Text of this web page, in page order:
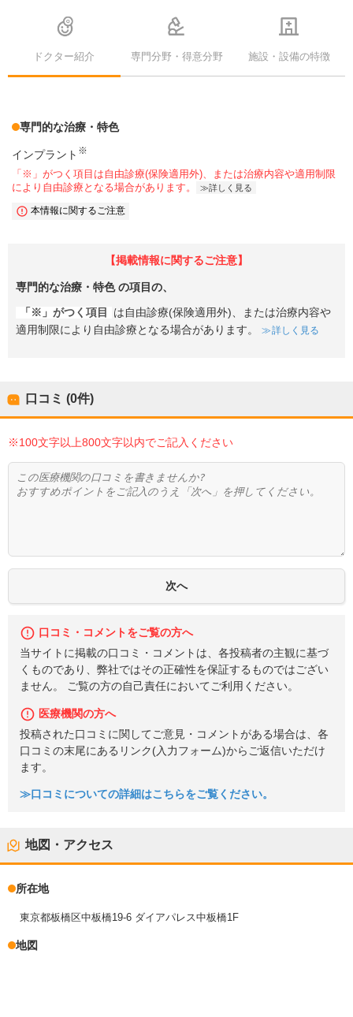
ドクター紹介 専門分野・得意分野 施設・設備の特徴
専門的な治療・特色
インプラント ※
「※」がつく項目は自由診療(保険適用外)、または治療内容や適用制限
により自由診療となる場合があります。
詳しく見る
本情報に関するご注意
【掲載情報に関するご注意】
専門的な治療・特色の項目の、
「※」がつく項目
は自由診療(保険適用外)、または治療内容や
適用制限により自由診療となる場合があります。
詳しく見る
口コミ (0件)
※100文字以上800文字以内でご記入ください
口コミ・コメントをご覧の方へ
当サイトに掲載の口コミ・コメントは、各投稿者の主観に基づ
くものであり、弊社ではその正確性を保証するものではござい
ません。 ご覧の方の自己責任においてご利用ください。
医療機関の方へ
投稿された口コミに関してご意見・コメントがある場合は、各
口コミの末尾にあるリンク(入力フォーム)からご返信いただけ
ます。
≫口コミについての詳細はこちらをご覧ください。
地図・アクセス
所在地
東京都板橋区中板橋19-6 ダイアパレス中板橋1F
地図